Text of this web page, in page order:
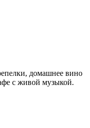
домашнее вино
с живой музыкой.